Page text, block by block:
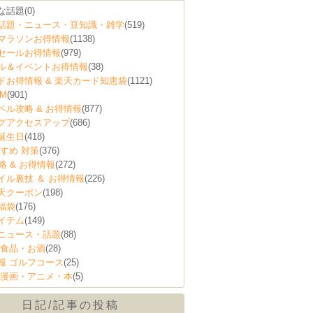
話題(0)
題・ニュース・豆知識・雑学(519)
ラソンお得情報(1138)
ールお得情報(979)
＆イベントお得情報(38)
お得情報 & 楽天カード知恵袋(1121)
(901)
ル攻略 & お得情報(877)
アクセスアップ(686)
生日 (418)
め 対策(376)
& お得情報(272)
ル裏技 ＆ お得情報(226)
クーポン(198)
袋(176)
テム(149)
ュース・話題(88)
品・お酒(28)
ゴルフコース(25)
画・アニメ・本(5)
日記/記事の投稿